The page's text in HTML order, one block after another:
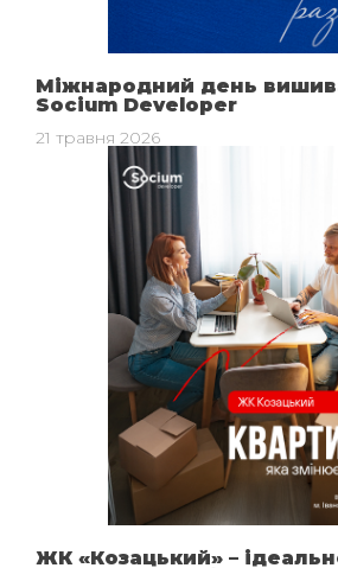
Міжнародний день
Socium Developer
21 травня 2026
ЖК «Козацький» –